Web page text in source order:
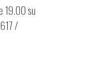
19.00 su
/